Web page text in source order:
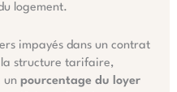
logement.
impayés dans un contrat
la structure tarifaire,
un pourcentage du loyer